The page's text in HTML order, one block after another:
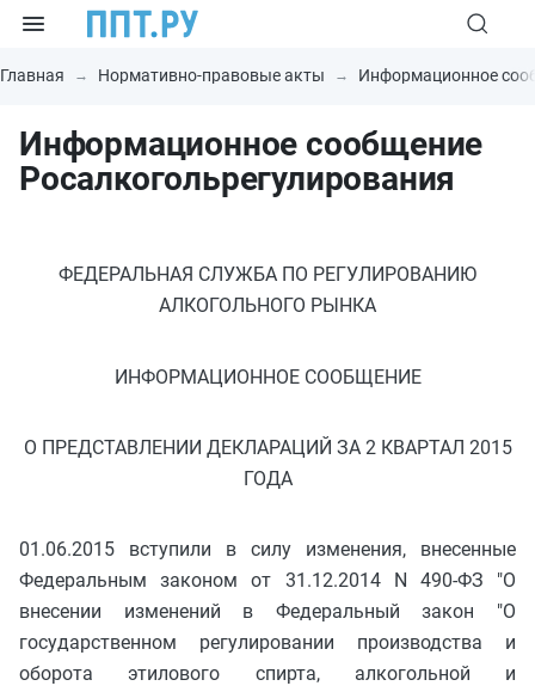
Главная Нормативно-правовые акты Информационное
Информационное сообщение
Росалкогольрегулирования
ФЕДЕРАЛЬНАЯ СЛУЖБА ПО РЕГУЛИРОВАНИЮ
АЛКОГОЛЬНОГО РЫНКА
ИНФОРМАЦИОННОЕ СООБЩЕНИЕ
О ПРЕДСТАВЛЕНИИ ДЕКЛАРАЦИЙ ЗА 2 КВАРТАЛ 2015
ГОДА
01.06.2015 вступили в силу изменения, внесенные
Федеральным законом от 31.12.2014 N 490-ФЗ "О
внесении изменений в Федеральный закон "О
государственном регулировании производства и
оборота этилового спирта, алкогольной и